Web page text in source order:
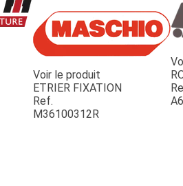
JOUET
VERTS
Voir le produit
ETRIER FIXATION
Ref.
M36100312R